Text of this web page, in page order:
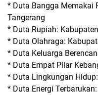
* Duta Bangga Memakai
Tangerang
* Duta Rupiah:
* Duta Olahraga:
* Duta Keluarga
* Duta Empat Pilar
* Duta Lingkungan
* Duta Energi